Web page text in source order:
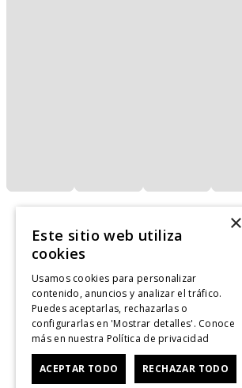
Legal
Cuenta
×
Este sitio web utiliza
cookies
Usamos cookies para personalizar
contenido, anuncios y analizar el tráfico.
Puedes aceptarlas, rechazarlas o
configurarlas en 'Mostrar detalles'. Conoce
más en nuestra Política de privacidad
ACEPTAR TODO RECHAZAR TODO